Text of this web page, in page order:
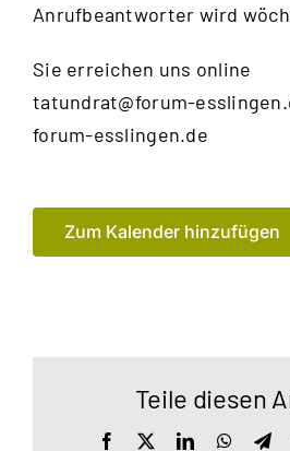
Anrufbeantworter wird
Sie erreichen uns online
tatundrat@forum-
forum-esslingen.de
Zum Kalender hinzufügen
Teile diesen
Facebook LinkedIn